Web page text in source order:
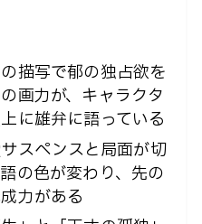
描写で郁の独占欲を
画力が、キャラクタ
に雄弁に語っている
サスペンスと局面が切
の色が変わり、先の
力がある